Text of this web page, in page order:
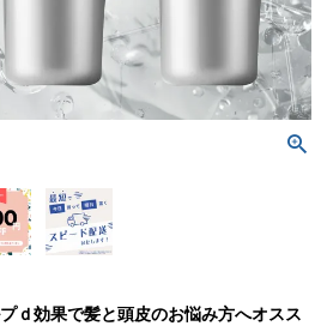
ｄ効果で髪と頭皮のお悩み方へオスス